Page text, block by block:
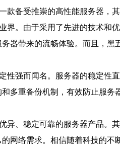
备受推崇的高性能服务器，
界。由于采用了先进的技术和
器带来的流畅体验。而且，
性强而闻名。服务器的稳定
多重备份机制，有效防止服
异、稳定可靠的服务器产品。
网络需求。相信随着科技的不